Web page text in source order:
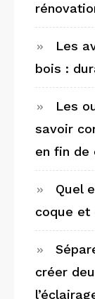
Les
bois :
Les
savoir
en fin de
Quel
coque et
créer